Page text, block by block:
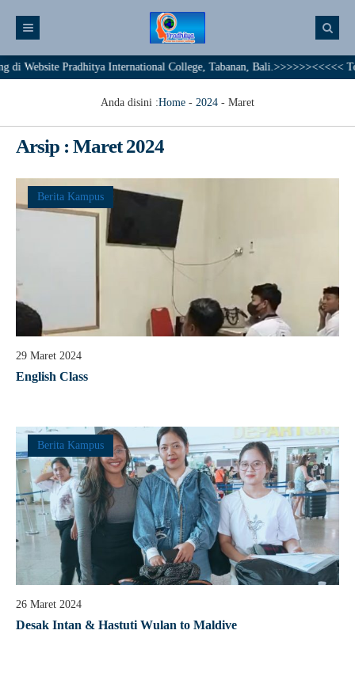
Pradhitya International College, Tabanan, Bali.>>>>>><<<<<
Anda disini :Home - 2024 - Maret
Arsip : Maret 2024
Berita Kampus
29 Maret 2024
English Class
Berita Kampus
26 Maret 2024
Desak Intan & Hastuti Wulan to Maldive